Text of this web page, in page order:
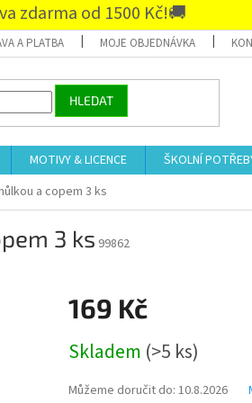
zdarma od 1500 Kč!🚚
A PLATBA MOJE OBJEDNÁVKA
HLEDAT
MOTIVY & LICENCE ŠKOLNÍ
a copem 3 ks
3 ks 99862
169 Kč
cena:
Skladem (>5 ks)
Můžeme doručit do: 10.8.2026